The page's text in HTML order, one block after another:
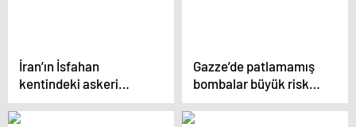
İran’ın İsfahan
kentindeki askeri
üslere saldırı
düzenlendi
Gazze’de patlamamış
bombalar büyük risk
oluşturuyor